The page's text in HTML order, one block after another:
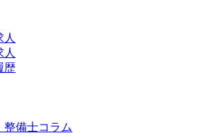
歴
整備士コラム